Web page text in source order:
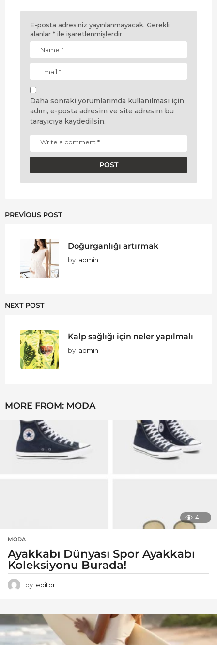
E-posta adresiniz yayınlanmayacak. Gerekli
alanlar * ile işaretlenmişlerdir
Daha sonraki yorumlarımda kullanılması için
adım, e-posta adresim ve site adresim bu
tarayıcıya kaydedilsin.
PREVIOUS POST
Doğurganlığı artırmak
by admin
NEXT POST
Kalp sağlığı için neler yapılmalı
by admin
MORE FROM: MODA
4
MODA
Ayakkabı Dünyası Spor Ayakkabı
Koleksiyonu Burada!
by editor